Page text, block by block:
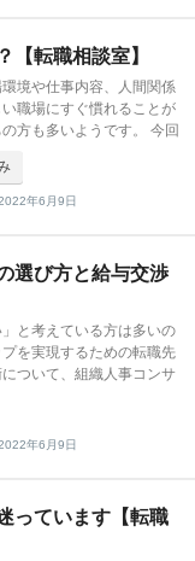
転職相談室】
境や仕事内容、人間関係
職場にすぐ慣れることが
方も多いようです。 今回
年6月9日
選び方と給与交渉
と考えている方は多いの
を実現するための転職先
ついて、組織人事コンサ
年6月9日
っています【転職